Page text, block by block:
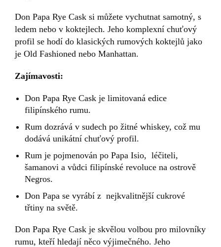
Don Papa Rye Cask si můžete vychutnat samotný, s
ledem nebo v koktejlech. Jeho komplexní chuťový
profil se hodí do klasických rumových koktejlů jako
je Old Fashioned nebo Manhattan.
Zajímavosti:
Don Papa Rye Cask je limitovaná edice
filipínského rumu.
Rum dozrává v sudech po žitné whiskey, což mu
dodává unikátní chuťový profil.
Rum je pojmenován po Papa Isio, léčiteli,
šamanovi a vůdci filipínské revoluce na ostrově
Negros.
Don Papa se vyrábí z nejkvalitnější cukrové
třtiny na světě.
Don Papa Rye Cask je skvělou volbou pro milovníky
rumu, kteří hledají něco výjimečného. Jeho